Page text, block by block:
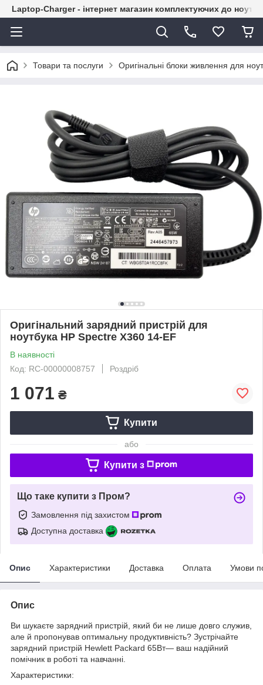
Laptop-Charger - інтернет магазин комплектуючих до
Товари та послуги Оригінальні блоки живлення для
Оригінальний зарядний пристрій для
ноутбука HP Spectre X360 14-EF
В наявності
Код: RC-00000008757
Роздріб
1 071 ₴
Купити
або
Купити з
Що таке купити з Пром?
Замовлення під захистом
Доступна доставка
Опис Характеристики Доставка Оплата Умови
Опис
Ви шукаєте зарядний пристрій, який би не лише довго служив,
але й пропонував оптимальну продуктивність? Зустрічайте
зарядний пристрій Hewlett Packard 65Вт— ваш надійний
помічник в роботі та навчанні.
Характеристики: